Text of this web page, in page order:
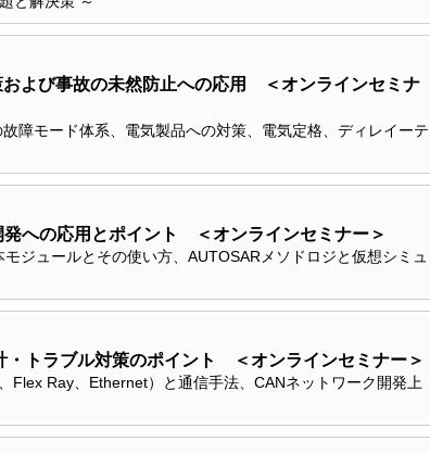
よび事故の未然防止への応用 ＜オンラインセミナ
障モード体系、電気製品への対策、電気定格、ディレイーテ
への応用とポイント ＜オンラインセミナー＞
ジュールとその使い方、AUTOSARメソドロジと仮想シミュ
トラブル対策のポイント ＜オンラインセミナー＞
Flex Ray、Ethernet）と通信手法、CANネットワーク開発上